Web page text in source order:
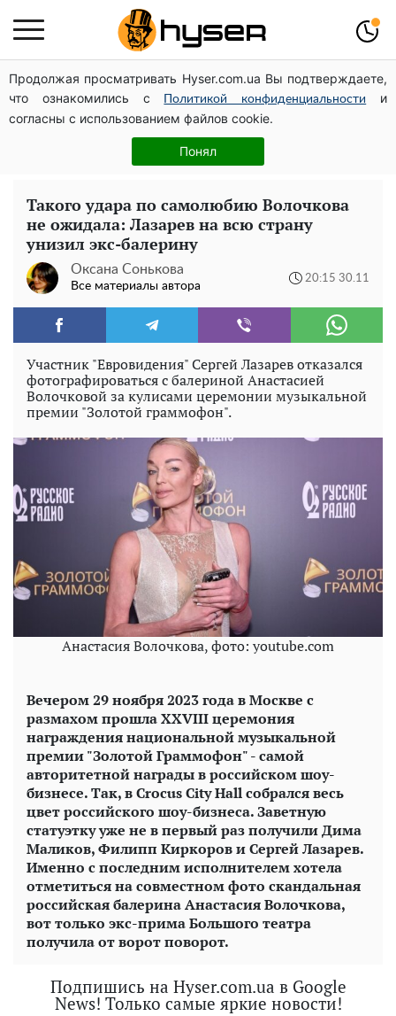
Продолжая просматривать Hyser.com.ua Вы подтверждаете,
что ознакомились с
Политикой конфиденциальности
и
согласны с использованием файлов cookie.
Понял
Дроны с наценкой: Александр Конотопский вывел
миллионы оборонного бюджета через фиктивную
фирму в Эстонии
Голая Елена Тополя в интересных позах заставила
отвисать челюсти: слив видео – было только началом
Такого удара по самолюбию Волочкова
не ожидала: Лазарев на всю страну
унизил экс-балерину
Оксана Сонькова
Все материалы автора
20:15 30.11
Участник "Евровидения" Сергей Лазарев отказался
фотографироваться с балериной Анастасией
Волочковой за кулисами церемонии музыкальной
премии "Золотой граммофон".
Анастасия Волочкова, фото: youtube.com
Вечером 29 ноября 2023 года в Москве с
размахом прошла XXVIII церемония
награждения национальной музыкальной
премии "Золотой Граммофон" - самой
авторитетной награды в российском шоу-
бизнесе. Так, в Crocus City Hall собрался весь
цвет российского шоу-бизнеса. Заветную
статуэтку уже не в первый раз получили Дима
Маликов, Филипп Киркоров и Сергей Лазарев.
Именно с последним исполнителем хотела
отметиться на совместном фото скандальная
российская балерина Анастасия Волочкова,
вот только экс-прима Большого театра
получила от ворот поворот.
Подпишись на Hyser.com.ua в Google
News! Только самые яркие новости!